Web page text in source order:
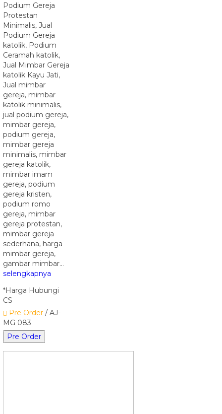
Podium Gereja
Protestan
Minimalis, Jual
Podium Gereja
katolik, Podium
Ceramah katolik,
Jual Mimbar Gereja
katolik Kayu Jati,
Jual mimbar
gereja, mimbar
katolik minimalis,
jual podium gereja,
mimbar gereja,
podium gereja,
mimbar gereja
minimalis, mimbar
gereja katolik,
mimbar imam
gereja, podium
gereja kristen,
podium romo
gereja, mimbar
gereja protestan,
mimbar gereja
sederhana, harga
mimbar gereja,
gambar mimbar…
selengkapnya
*Harga Hubungi
CS
Pre Order / AJ-
MG 083
Pre Order